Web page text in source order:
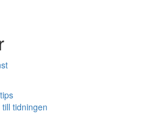
tidningen